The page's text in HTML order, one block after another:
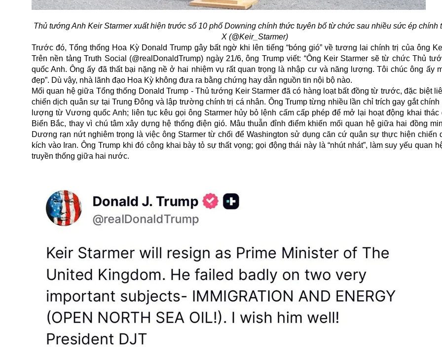
Thủ tướng Anh Keir Starmer xuất hiện trước số 10 phố Downing chính thức tuyên bố từ chức sau nhiều sức ép chính
X (@Keir_Starmer)
Trước đó, Tổng thống Hoa Kỳ Donald Trump gây bất ngờ khi lên tiếng “bóng gió” về tương lai chính trị của ông
Trên nền tảng Truth Social (@realDonaldTrump) ngày 21/6, ông Trump viết: “Ông Keir Starmer sẽ từ chức Thủ
quốc Anh. Ông ấy đã thất bại nặng nề ở hai nhiệm vụ rất quan trọng là nhập cư và năng lượng. Tôi chúc ông ấy
đẹp”. Dù vậy, nhà lãnh đạo Hoa Kỳ không đưa ra bằng chứng hay dẫn nguồn tin nội bộ nào.
Mối quan hệ giữa Tổng thống Donald Trump - Thủ tướng Keir Starmer đã có hàng loạt bất đồng từ trước, đặc biệt
chiến dịch quân sự tại Trung Đông và lập trường chính trị cá nhân. Ông Trump từng nhiều lần chỉ trích gay gắt chính
lượng từVương quốc Anh; liên tục kêu gọi ông Starmer hủy bỏ lệnh cấm cấp phép để mở lại hoạt động khai thác
Biển Bắc, thay vì chú tâm xây dựng hệ thống điện gió. Mâu thuẫn đỉnh điểm khiến mối quan hệ giữa hai đồng
Dương rạn nứt nghiêm trọng là việc ông Starmer từ chối để Washington sử dụng căn cứ quân sự thực hiện chiến
kích vào Iran. Ông Trump khi đó công khai bày tỏ sự thất vọng; gọi động thái này là “nhút nhát”, làm suy yếu quan
truyền thống giữa hai nước.